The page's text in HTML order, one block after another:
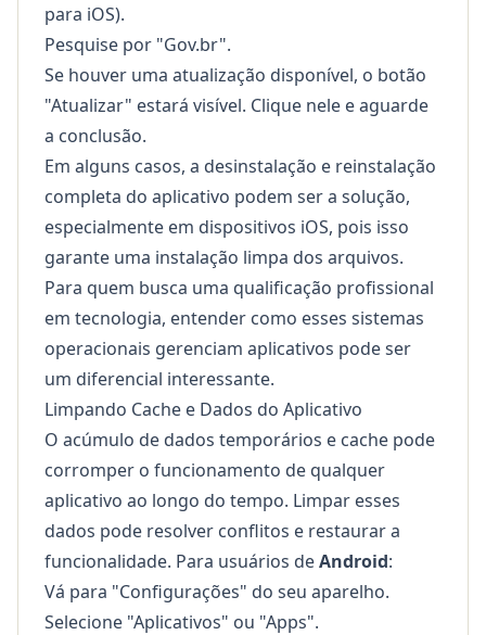
para iOS).
Pesquise por "Gov.br".
Se houver uma atualização disponível, o botão
"Atualizar" estará visível. Clique nele e aguarde
a conclusão.
Em alguns casos, a desinstalação e reinstalação
completa do aplicativo podem ser a solução,
especialmente em dispositivos iOS, pois isso
garante uma instalação limpa dos arquivos.
Para quem busca uma qualificação profissional
em tecnologia, entender como esses sistemas
operacionais gerenciam aplicativos pode ser
um diferencial interessante.
Limpando Cache e Dados do Aplicativo
O acúmulo de dados temporários e cache pode
corromper o funcionamento de qualquer
aplicativo ao longo do tempo. Limpar esses
dados pode resolver conflitos e restaurar a
funcionalidade. Para usuários deAndroid:
Vá para "Configurações" do seu aparelho.
Selecione "Aplicativos" ou "Apps".